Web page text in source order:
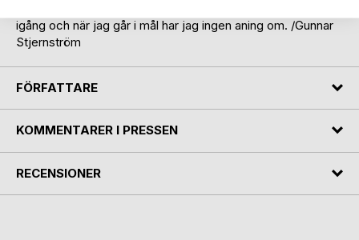
igång och när jag går i mål har jag ingen aning om. /Gunnar
Stjernström
FÖRFATTARE
KOMMENTARER I PRESSEN
RECENSIONER